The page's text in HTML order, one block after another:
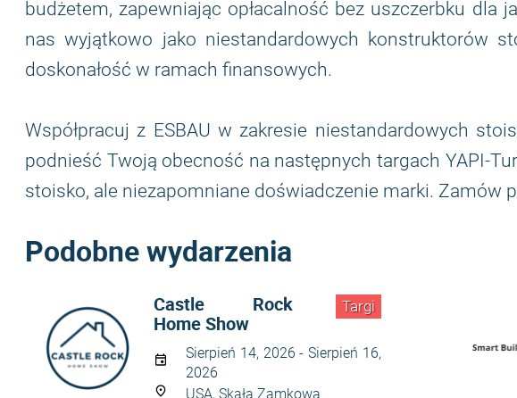
budżetem, zapewniając opłacalność bez uszczerbku dla
nas wyjątkowo jako niestandardowych konstruktorów
doskonałość w ramach finansowych.
Współpracuj z ESBAU w zakresie niestandardowych
podnieść Twoją obecność na następnych targach YAPI-
stoisko, ale niezapomniane doświadczenie marki. Zamów
Podobne wydarzenia
Targi
Castle Rock
Home Show
Sierpień 14, 2026 - Sierpień 16,
2026
USA, Skała Zamkowa